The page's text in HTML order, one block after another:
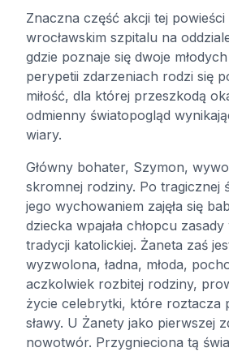
Znaczna część akcji tej
wrocławskim szpitalu na
gdzie poznaje się dwoje
perypetii zdarzeniach rodzi się
miłość, dla której przeszkodą
odmienny światopogląd
wiary.
Główny bohater, Szymon,
skromnej rodziny. Po tragicznej
jego wychowaniem zajęła się
dziecka wpajała chłopcu
tradycji katolickiej. Żaneta zaś
wyzwolona, ładna, młoda,
aczkolwiek rozbitej rodziny,
życie celebrytki, które roztacza
sławy. U Żanety jako pierwszej
nowotwór. Przygnieciona tą